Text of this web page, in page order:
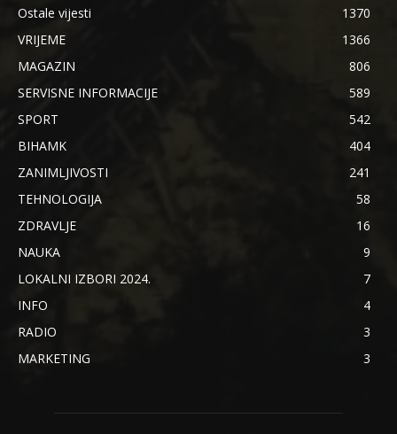
Ostale vijesti
1370
VRIJEME
1366
MAGAZIN
806
SERVISNE INFORMACIJE
589
SPORT
542
BIHAMK
404
ZANIMLJIVOSTI
241
TEHNOLOGIJA
58
ZDRAVLJE
16
NAUKA
9
LOKALNI IZBORI 2024.
7
INFO
4
RADIO
3
MARKETING
3